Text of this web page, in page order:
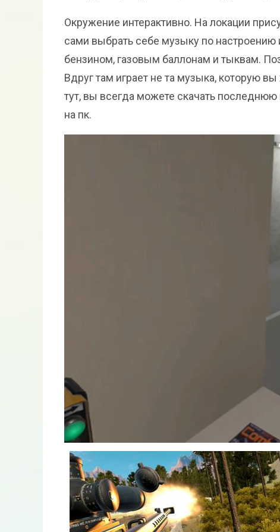
Окружение интерактивно. На локации
сами выбрать себе музыку по настроению
бензином, газовым баллонам и тыквам.
Вдруг там играет не та музыка, которую
тут, вы всегда можете скачать последнюю
на пк.